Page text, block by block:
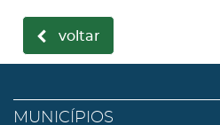
voltar
MUNICÍPIOS